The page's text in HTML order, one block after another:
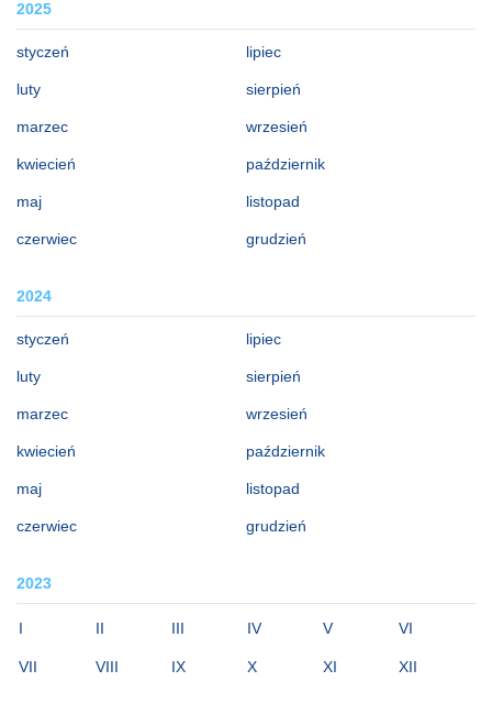
2025
styczeń
luty
marzec
kwiecień
maj
czerwiec
lipiec
sierpień
wrzesień
październik
listopad
grudzień
2024
styczeń
luty
marzec
kwiecień
maj
czerwiec
lipiec
sierpień
wrzesień
październik
listopad
grudzień
2023
I II III IV V VI
VII VIII IX X XI XII